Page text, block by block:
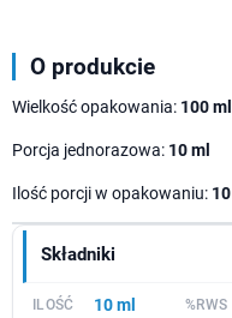
O produkcie
Wielkość opakowania: 100 ml
Porcja jednorazowa: 10 ml
Ilość porcji w opakowaniu: 10
Składniki
10 ml